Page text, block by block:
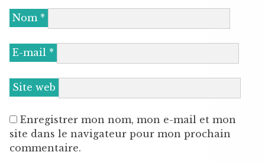
Nom *
E-mail *
Site web
Enregistrer mon nom, mon e-mail et mon
site dans le navigateur pour mon prochain
commentaire.